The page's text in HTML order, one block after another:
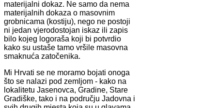
materijalni dokaz. Ne samo da nema
materijalnih dokaza o masovnim
grobnicama (kostiju), nego ne postoji
ni jedan vjerodostojan iskaz ili zapis
bilo kojeg logoraša koji bi potvrdio
kako su ustaše tamo vršile masovna
smaknuća zatočenika.
Mi Hrvati se ne moramo bojati onoga
što se nalazi pod zemljom - kako na
lokalitetu Jasenovca, Gradine, Stare
Gradiške, tako i na području Jadovna i